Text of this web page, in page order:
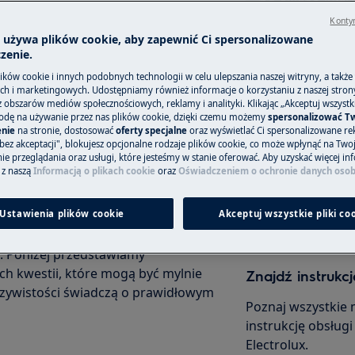
codziennego życia,
z częstych problemów, z
nagrzewanie wody.
skutecznego usuwania plam i
systemy monitorujące,
Poniżej przedstawiamy
kwestii, które mogą być mylnie
świadczą o prawidłowym
Zamów wizytę
Niezależnie od
objęte gwarancją,
odpowiedni
Zarezerwuj
Znajdź
Poznaj wszystkie
instrukcję
Electrolux.
używa plików cookie, aby zapewnić Ci spersonalizowane
cookie i innych podobnych technologii w celu ulepszania naszej witryny, a także
i marketingowych. Udostępniamy również informacje o korzystaniu z naszej
mediów społecznościowych, reklamy i analityki. Klikając „Akceptuj
na używanie przez nas plików cookie, dzięki czemu możemy spersonalizować
na stronie, dostosować oferty specjalne oraz wyświetlać Ci spersonalizowane
akceptacji", blokujesz opcjonalne rodzaje plików cookie, co może wpłynąć na
przeglądania oraz usługi, które jesteśmy w stanie oferować. Aby uzyskać więcej
nasząInformacją o plikach cookie oraz Oświadczeniem o ochronie danych
Ustawienia plików cookie Akceptuj wszystkie pliki